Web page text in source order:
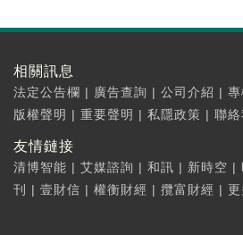
相關訊息
法定公告欄 | 廣告查詢 | 公司介紹 |
版權聲明 | 重要聲明 | 私隱政策 | 聯絡
友情鏈接
清博智能 | 艾媒諮詢 | 和訊 | 新時空 |
刊
| 壹財信 | 權衡財經 | 攬富財經 |